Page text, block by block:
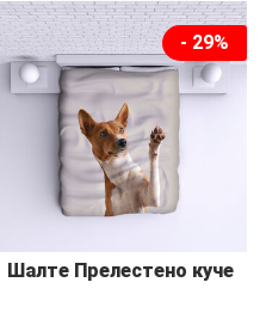
- 29%
Шалте Прелестено куче